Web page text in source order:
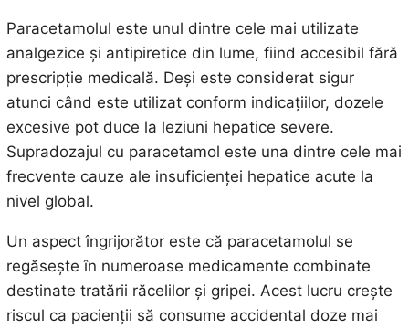
Paracetamolul este unul dintre cele mai utilizate
analgezice și antipiretice din lume, fiind accesibil fără
prescripție medicală. Deși este considerat sigur
atunci când este utilizat conform indicațiilor, dozele
excesive pot duce la leziuni hepatice severe.
Supradozajul cu paracetamol este una dintre cele mai
frecvente cauze ale insuficienței hepatice acute la
nivel global.
Un aspect îngrijorător este că paracetamolul se
regăsește în numeroase medicamente combinate
destinate tratării răcelilor și gripei. Acest lucru crește
riscul ca pacienții să consume accidental doze mai